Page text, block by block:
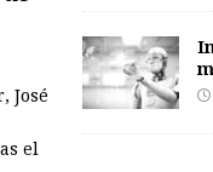
José
el